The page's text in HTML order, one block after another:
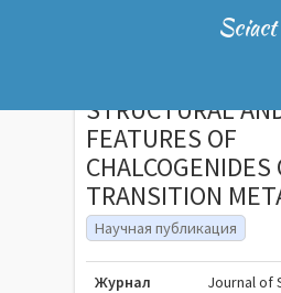
Sciact
STRUCTURAL
FEATURES OF
CHALCOGENIDES
TRANSITION
Научная публикация
Журнал
Journal of